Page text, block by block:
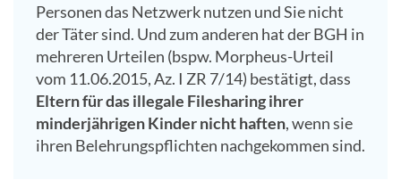
Personen das Netzwerk nutzen und Sie nicht
der Täter sind. Und zum anderen hat der BGH in
mehreren Urteilen (bspw. Morpheus-Urteil
vom 11.06.2015, Az. I ZR 7/14) bestätigt, dass
Eltern für das illegale Filesharing ihrer
minderjährigen Kinder nicht haften, wenn sie
ihren Belehrungspflichten nachgekommen sind.